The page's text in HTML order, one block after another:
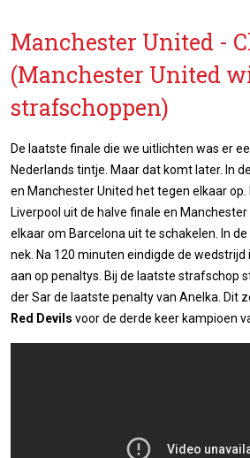
Manchester United -
(Manchester United
strafschoppen)
De laatste finale die we uitlichten was er
Nederlands tintje. Maar dat komt later. In
en Manchester United het tegen elkaar
Liverpool uit de halve finale en
elkaar om Barcelona uit te schakelen. In
nek. Na 120 minuten eindigde de
aan op penaltys. Bij de laatste strafschop
der Sar de laatste penalty van Anelka. Dit
Red Devils voor de derde keer kampioen